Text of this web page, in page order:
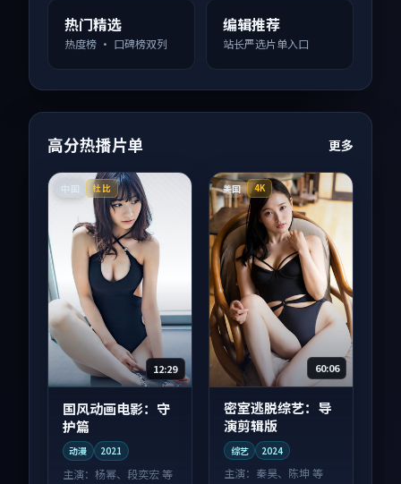
热门精选
热度榜 · 口碑榜双列
编辑推荐
站长严选片单入口
高分热播片单 更多
中国 杜比
12:29
国风动画电影：守
护篇
动漫 2021
主演： 杨幂、段奕宏 等
美国 4K
60:06
密室逃脱综艺：导
演剪辑版
综艺 2024
主演： 秦昊、陈坤 等